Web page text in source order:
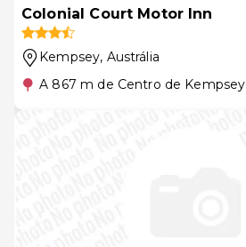
Colonial Court Motor Inn
Kempsey, Austrália
A 867 m de Centro de Kempsey